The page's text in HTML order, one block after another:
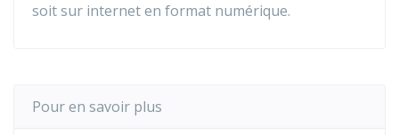
soit sur internet en format numérique.
Pour en savoir plus